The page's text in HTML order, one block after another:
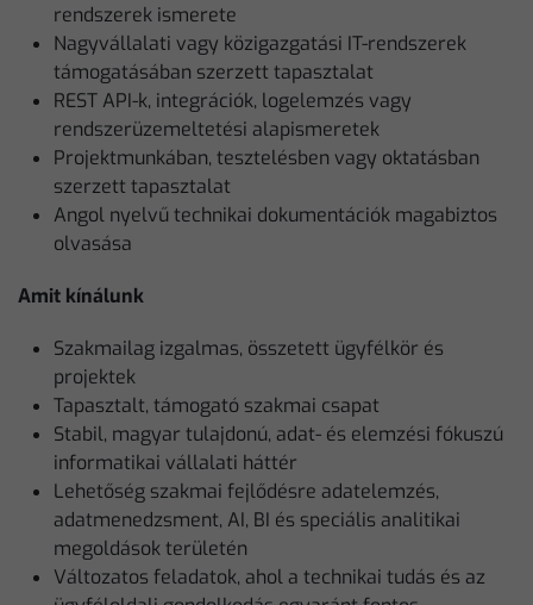
rendszerek ismerete
Nagyvállalati vagy közigazgatási IT-rendszerek
támogatásában szerzett tapasztalat
REST API-k, integrációk, logelemzés vagy
rendszerüzemeltetési alapismeretek
Projektmunkában, tesztelésben vagy oktatásban
szerzett tapasztalat
Angol nyelvű technikai dokumentációk magabiztos
olvasása
Amit kínálunk
Szakmailag izgalmas, összetett ügyfélkör és
projektek
Tapasztalt, támogató szakmai csapat
Stabil, magyar tulajdonú, adat- és elemzési fókuszú
informatikai vállalati háttér
Lehetőség szakmai fejlődésre adatelemzés,
adatmenedzsment, AI, BI és speciális analitikai
megoldások területén
Változatos feladatok, ahol a technikai tudás és az